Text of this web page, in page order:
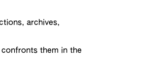
archives,
confronts them in the